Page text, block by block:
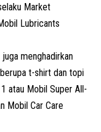
Market
Lubricants
menghadirkan
t-shirt dan topi
atau Mobil Super All-
Mobil Car Care